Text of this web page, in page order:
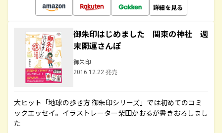
詳細を見る
御朱印はじめました 関東の神社 週
末開運さんぽ
御朱印
2016.12.22 発売
大ヒット「地球の歩き方 御朱印シリーズ」では初めてのコミ
ックエッセイ。イラストレーター柴田かおるが書きおろしまし
た